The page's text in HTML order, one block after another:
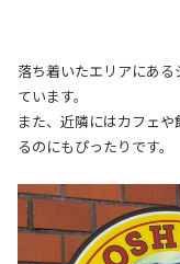
落ち着いたエリアにあ
ています。
また、近隣にはカフェ
るのにもぴったりです。